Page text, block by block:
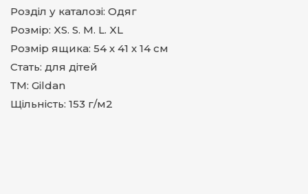
Розділ у каталозі: Одяг
Розмір: XS. S. M. L. XL
Розмір ящика: 54 х 41 х 14 см
Стать: для дітей
ТМ: Gildan
Щільність: 153 г/м2